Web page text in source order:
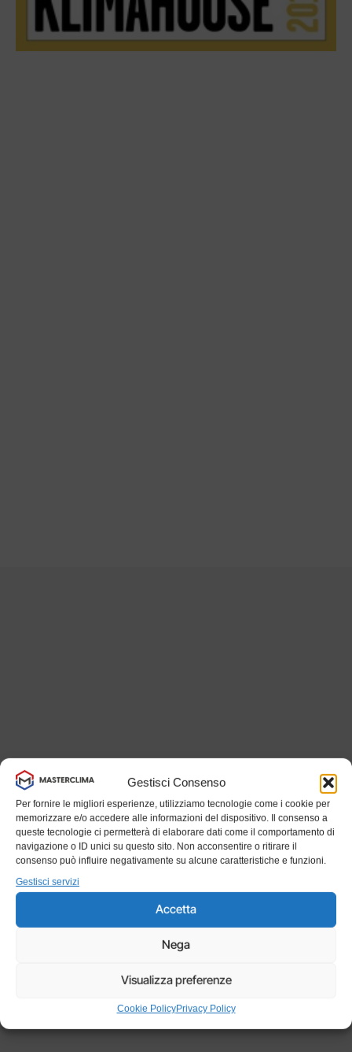
Gestisci Consenso
Per fornire le migliori esperienze, utilizziamo tecnologie come i cookie per
memorizzare e/o accedere alle informazioni del dispositivo. Il consenso a
queste tecnologie ci permetterà di elaborare dati come il comportamento di
navigazione o ID unici su questo sito. Non acconsentire o ritirare il
consenso può influire negativamente su alcune caratteristiche e funzioni.
Gestisci servizi
Accetta
Nega
Visualizza preferenze
Cookie PolicyPrivacy Policy